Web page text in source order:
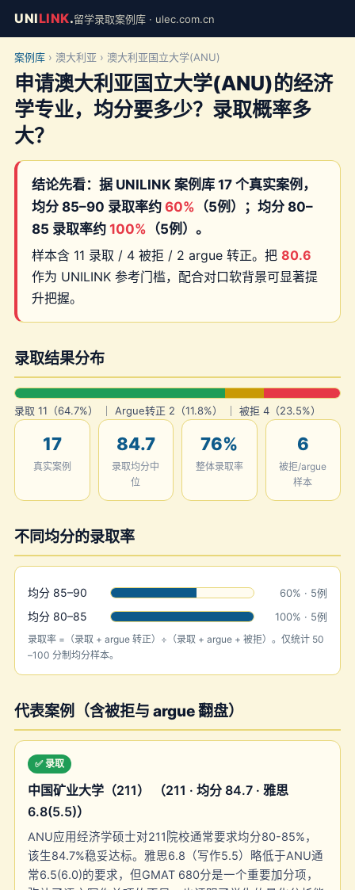
UNILINK.留学录取案例库 · ulec.com.cn
案例库 › 澳大利亚 › 澳大利亚国立大学(ANU)
申请澳大利亚国立大学(ANU)的经济
学专业，均分要多少？录取概率多
大？
结论先看：据 UNILINK 案例库 17 个真实案例，
均分 85–90 录取率约 60% （5例）；均分 80–
85 录取率约 100% （5例）。
样本含 11 录取 / 4 被拒 / 2 argue 转正。把 80.6
作为 UNILINK 参考门槛，配合对口软背景可显著提
升把握。
录取结果分布
录取 11（64.7%） ｜ Argue转正 2（11.8%） ｜ 被拒 4（23.5%）
17
真实案例
84.7
录取均分中
位
76%
整体录取率
6
被拒/argue
样本
不同均分的录取率
均分 85–90 60% · 5例
均分 80–85 100% · 5例
录取率 =（录取 + argue 转正）÷（录取 + argue + 被拒）。仅统计 50
–100 分制均分样本。
代表案例（含被拒与 argue 翻盘）
✅ 录取
中国矿业大学（211） （211 · 均分 84.7 · 雅思
6.8(5.5)）
ANU应用经济学硕士对211院校通常要求均分80-85%，
该生84.7%稳妥达标。雅思6.8（写作5.5）略低于ANU通
常6.5(6.0)的要求，但GMAT 680分是一个重要加分项，